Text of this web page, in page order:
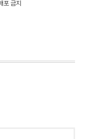
포 금지